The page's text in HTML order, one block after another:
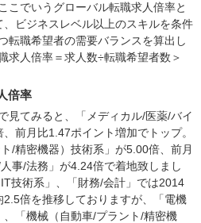
こでいうグローバル転職求人倍率と
ビジネスレベル以上のスキルを条件
転職希望者の需要バランスを算出し
求人倍率＝求人数÷転職希望者数＞
倍率
見てみると、「メディカル/医薬/バイ
前月比1.47ポイント増加でトップ。
/精密機器）技術系」が5.00倍、前月
事/法務」が4.24倍で着地致しまし
技術系」、「財務/会計」では2014
倍を推移しておりますが、「電機
、「機械（自動車/プラント/精密機